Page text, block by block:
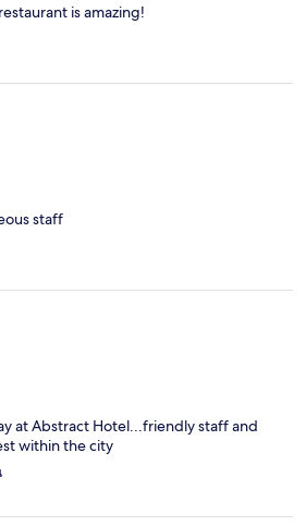
is amazing!
staff
at Abstract Hotel...friendly staff and
within the city